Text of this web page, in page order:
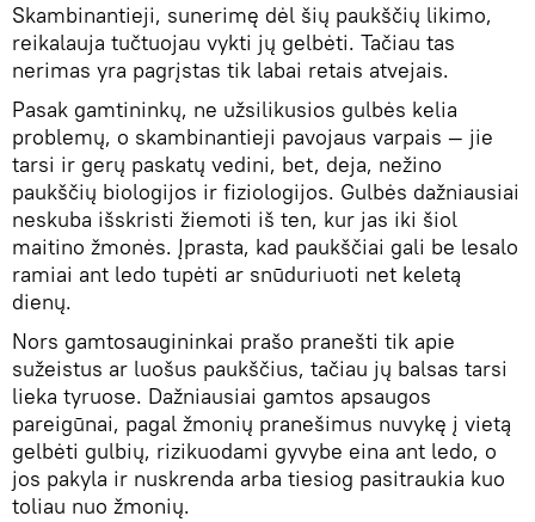
Skambinantieji, sunerimę dėl šių paukščių likimo,
reikalauja tučtuojau vykti jų gelbėti. Tačiau tas
nerimas yra pagrįstas tik labai retais atvejais.
Pasak gamtininkų, ne užsilikusios gulbės kelia
problemų, o skambinantieji pavojaus varpais — jie
tarsi ir gerų paskatų vedini, bet, deja, nežino
paukščių biologijos ir fiziologijos. Gulbės dažniausiai
neskuba išskristi žiemoti iš ten, kur jas iki šiol
maitino žmonės. Įprasta, kad paukščiai gali be lesalo
ramiai ant ledo tupėti ar snūduriuoti net keletą
dienų.
Nors gamtosaugininkai prašo pranešti tik apie
sužeistus ar luošus paukščius, tačiau jų balsas tarsi
lieka tyruose. Dažniausiai gamtos apsaugos
pareigūnai, pagal žmonių pranešimus nuvykę į vietą
gelbėti gulbių, rizikuodami gyvybe eina ant ledo, o
jos pakyla ir nuskrenda arba tiesiog pasitraukia kuo
toliau nuo žmonių.